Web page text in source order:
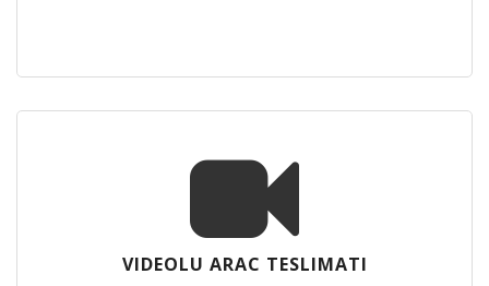
VIDEOLU ARAC TESLIMATI